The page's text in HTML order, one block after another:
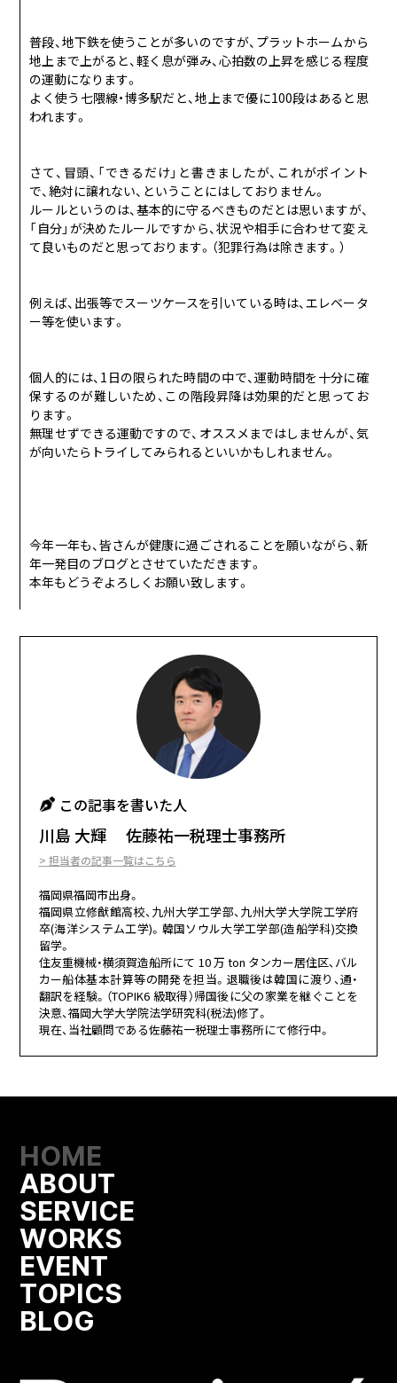
普段、地下鉄を使うことが多いのですが、プラットホームから
地上まで上がると、軽く息が弾み、心拍数の上昇を感じる程度
の運動になります。
よく使う七隈線・博多駅だと、地上まで優に100段はあると思
われます。
さて、冒頭、「できるだけ」と書きましたが、これがポイント
で、絶対に譲れない、ということにはしておりません。
ルールというのは、基本的に守るべきものだとは思いますが、
「自分」が決めたルールですから、状況や相手に合わせて変え
て良いものだと思っております。（犯罪行為は除きます。）
例えば、出張等でスーツケースを引いている時は、エレベータ
ー等を使います。
個人的には、1日の限られた時間の中で、運動時間を十分に確
保するのが難しいため、この階段昇降は効果的だと思ってお
ります。
無理せずできる運動ですので、オススメまではしませんが、気
が向いたらトライしてみられるといいかもしれません。
今年一年も、皆さんが健康に過ごされることを願いながら、新
年一発目のブログとさせていただきます。
本年もどうぞよろしくお願い致します。
この記事を書いた人
川島 大輝 佐藤祐一税理士事務所
> 担当者の記事一覧はこちら
福岡県福岡市出⾝。
福岡県⽴修猷館⾼校、九州⼤学⼯学部、九州⼤学⼤学院⼯学府
卒(海洋システム⼯学)。韓国ソウル⼤学⼯学部(造船学科)交換
留学。
住友重機械・横須賀造船所にて 10 万 ton タンカー居住区、バル
カー船体基本計算等の開発を担当。退職後は韓国に渡り、通・
翻訳を経験。（TOPIK6 級取得）帰国後に⽗の家業を継ぐことを
決意、福岡⼤学⼤学院法学研究科(税法)修了。
現在、当社顧問である佐藤祐⼀税理⼠事務所にて修⾏中。
HOME
ABOUT
SERVICE
WORKS
EVENT
TOPICS
BLOG